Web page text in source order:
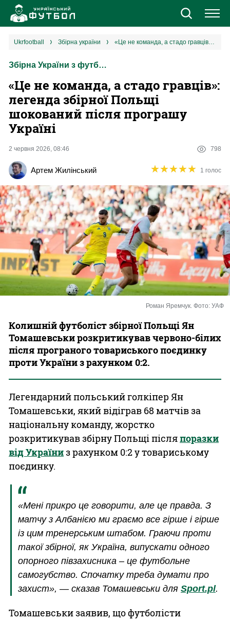
Новини
Збірна
Єврокубки
УПЛ
Різне
Букмекери
Казино
ukrfootball збірна україни «Це не команда, а стадо гравців»: легенда збірної Польщі шокований після програшу Україні
Збірна України з футболу
«Це не команда, а стадо гравців»:
легенда збірної Польщі
шокований після програшу
Україні
2 червня 2026, 08:46 798
Артем Жилінський ★★★★★
★★★★★ 1 голос
Роман Яремчук. Фото: УАФ
Колишній футболіст збірної Польщі Ян
Томашевськи розкритикував червоно-білих
після програного товариського поєдинку
проти України з рахунком 0:2.
Легендарний польський голкіпер Ян
Томашевськи, який відіграв 68 матчів за
національну команду, жорстко
розкритикував збірну Польщі післяпоразки
від Україниз рахунком 0:2 у товариському
поєдинку.
«Мені прикро це говорити, але це правда. З
матчу з Албанією ми граємо все гірше і гірше
із цим тренерським штабом. Граючи проти
такої збірної, як Україна, випускати одного
опорного півзахисника – це футбольне
самогубство. Спочатку треба думати про
захист», — сказав Томашевськи для Sport.pl.
Томашевськи заявив, що футболісти